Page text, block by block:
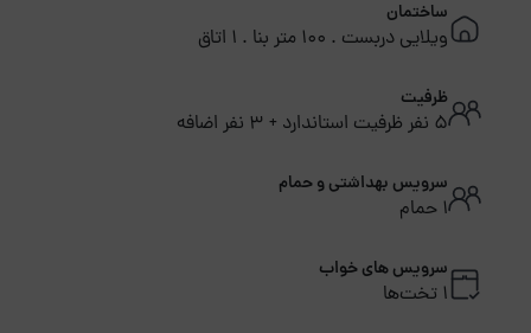
ساختمان
ویلایی دربست . 100 متر بنا . 1 اتاق
ظرفیت
5 نفر ظرفیت استاندارد + 3 نفر اضافه
سرویس بهداشتی و حمام
1 حمام
سرویس های خواب
1 تخت‌ها